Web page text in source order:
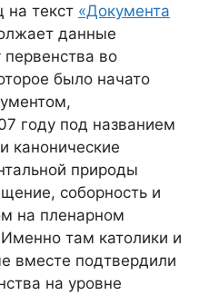
на текст «Документа
данные
во
было начато
году под названием
канонические
природы
соборность и
на пленарном
там католики и
вместе подтвердили
на уровне